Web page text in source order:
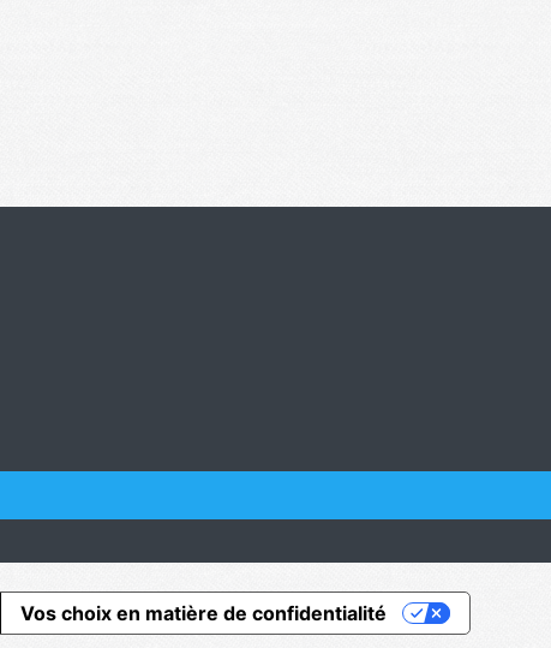
Vos choix en matière de confidentialité